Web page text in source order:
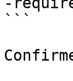
```